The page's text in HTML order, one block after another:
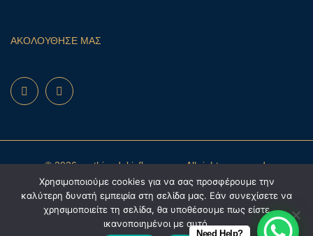
ΑΚΟΛΟΥΘΗΣΕ ΜΑΣ
© 2026 mathioudakisflowers.gr. All rights reserved.
Need Help?
Χρησιμοποιούμε cookies για να σας προσφέρουμε την
καλύτερη δυνατή εμπειρία στη σελίδα μας. Εάν συνεχίσετε να
χρησιμοποιείτε τη σελίδα, θα υποθέσουμε πως είστε
ικανοποιημένοι με αυτό.